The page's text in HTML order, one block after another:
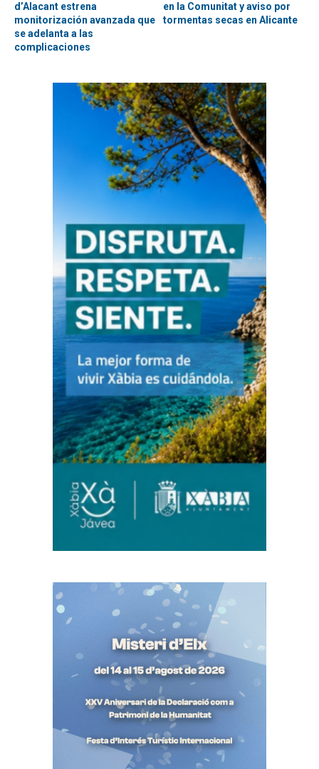
d’Alacant estrena
monitorización avanzada que
se adelanta a las
complicaciones
en la Comunitat y aviso por
tormentas secas en Alicante